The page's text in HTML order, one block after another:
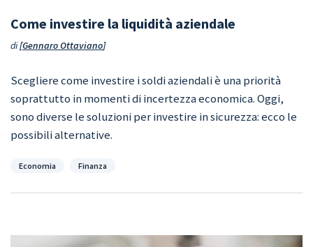
Come investire la liquidità aziendale
di Gennaro Ottaviano
Scegliere come investire i soldi aziendali è una priorità
soprattutto in momenti di incertezza economica. Oggi,
sono diverse le soluzioni per investire in sicurezza: ecco le
possibili alternative.
Categorie
Economia Finanza